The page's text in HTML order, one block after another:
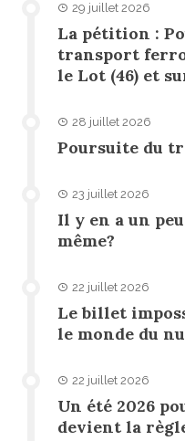
29 juillet 2026
La pétition :
transport
le Lot (46) et
28 juillet 2026
Poursuite du
23 juillet 2026
Il y en a un
même?
22 juillet 2026
Le billet
le monde du
22 juillet 2026
Un été 2026
devient la